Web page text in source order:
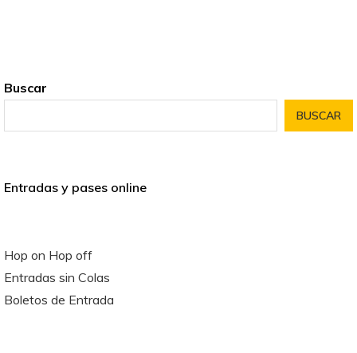
Buscar
BUSCAR
Entradas y pases online
Hop on Hop off
Entradas sin Colas
Boletos de Entrada